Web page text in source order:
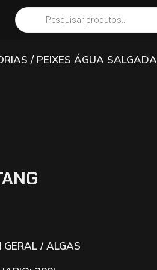
/ PEIXES ÁGUA SALGADA
/ ALGAS